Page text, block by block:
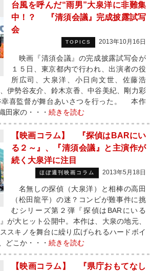
台風を呼んだ“雨男”大泉洋に非難集
中！？ 『清須会議』完成披露試写
会
TOPICS 2013年10月16日
映画『清須会議』の完成披露試写会が
１５日、東京都内で行われ、出演者の役
所広司、大泉洋、小日向文世、佐藤浩
伊勢谷友介、鈴木京香、中谷美紀、剛力彩
幸喜監督が舞台あいさつを行った。 本作
田家の・・・ 続きを読む
【映画コラム】 『探偵はBARにい
る２～』、『清須会議』と主演作が
続く大泉洋に注目
ほぼ週刊映画コラム 2013年5月18日
名無しの探偵（大泉洋）と相棒の高田
（松田龍平）の迷？コンビが難事件に挑
むシリーズ第２弾『探偵はBARにいる
が大ヒット公開中。本作は、大泉の地元、
スキノを舞台に繰り広げられるハードボイ
どこか・・・ 続きを読む
【映画コラム】 『県庁おもてなし